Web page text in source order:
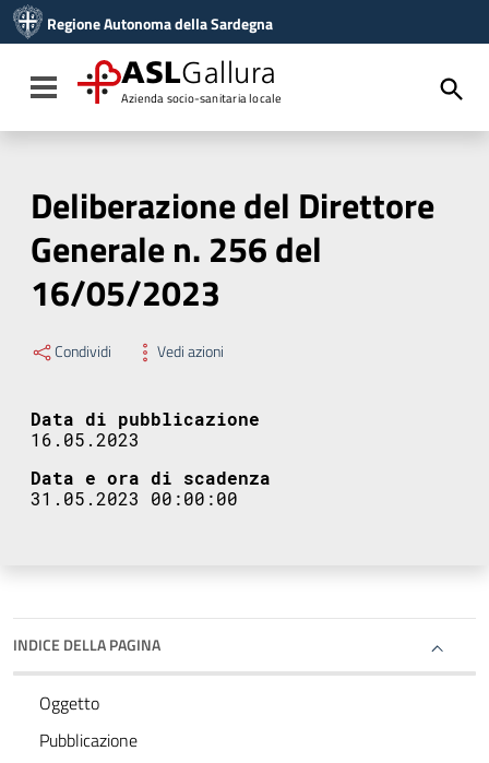
Vai al menu di navigazione
Vai al footer
Regione Autonoma della Sardegna
Toggle navigation
ASLGallura
Azienda socio-sanitaria locale
Deliberazione del Direttore
Generale n. 256 del
16/05/2023
Condividi Vedi azioni
Data di pubblicazione
16.05.2023
Data e ora di scadenza
31.05.2023 00:00:00
INDICE DELLA PAGINA
Oggetto
Pubblicazione